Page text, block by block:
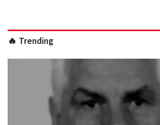
🔥 Trending